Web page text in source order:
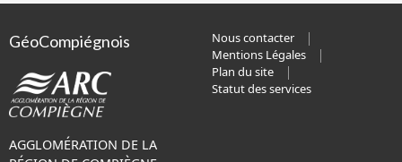
GéoCompiégnois
AGGLOMÉRATION DE LA
Nous contacter
Mentions Légales
Plan du site
Statut des services